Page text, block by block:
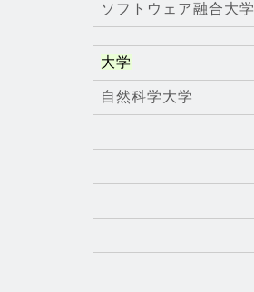
ソフトウェア融合大学
大学
自然科学大学